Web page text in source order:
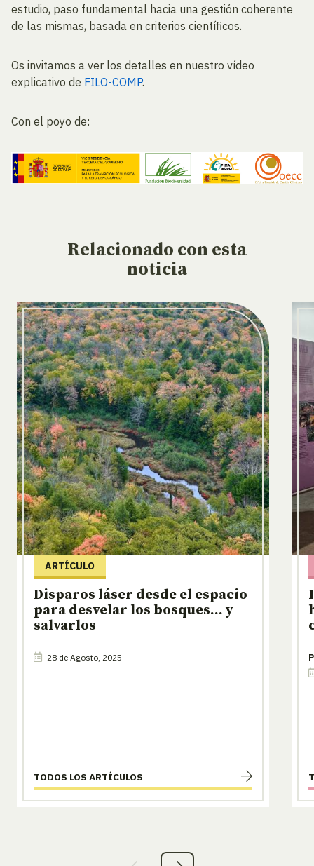
estudio, paso fundamental hacia una gestión coherente
de las mismas, basada en criterios científicos.
Os invitamos a ver los detalles en nuestro vídeo
explicativo de FILO-COMP.
Con el poyo de:
Relacionado con esta
noticia
ARTÍCULO
Disparos láser desde el espacio
para desvelar los bosques… y
salvarlos
28 de Agosto, 2025
TODOS LOS ARTÍCULOS